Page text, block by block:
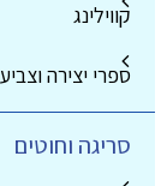
קווילינג
ספרי יצירה
סריגה וחוטים